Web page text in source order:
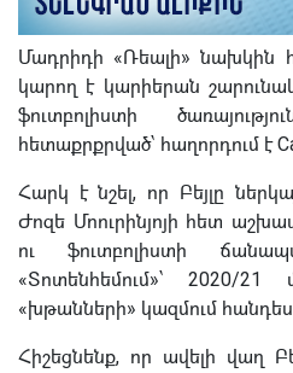
Մադրիդի «Ռեալի» նախկին
կարող է կարիերան
ֆուտբոլիստի
հետաքրքրված՝ հաղորդում է
Հարկ է նշել, որ Բեյլը
Ժոզե Մոուրինյոյի հետ
ու ֆուտբոլիստի
«Տոտենհեմում»՝ 2020/21
«խթանների» կազմում
Հիշեցնենք, որ ավելի վաղ